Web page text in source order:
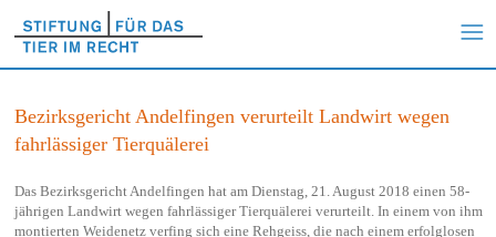
Bezirksgericht Andelfingen verurteilt Landwirt wegen
fahrlässiger Tierquälerei
Das Bezirksgericht Andelfingen hat am Dienstag, 21. August 2018 einen 58-
jährigen Landwirt wegen fahrlässiger Tierquälerei verurteilt. In einem von ihm
montierten Weidenetz verfing sich eine Rehgeiss, die nach einem erfolglosen